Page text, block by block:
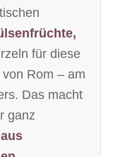
für diese
Rom – am
Das macht
ganz